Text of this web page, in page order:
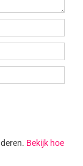
Bekijk hoe